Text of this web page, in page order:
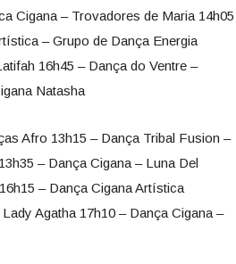
Cigana – Trovadores de Maria 14h05
– Grupo de Dança Energia
16h45 – Dança do Ventre –
Natasha
Afro 13h15 – Dança Tribal Fusion –
– Dança Cigana – Luna Del
– Dança Cigana Artística
Agatha 17h10 – Dança Cigana –